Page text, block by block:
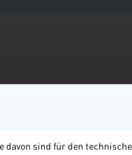
davon sind für den
sich unter dem oft nur
damit einhergehen